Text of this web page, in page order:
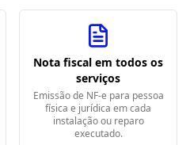
Nota fiscal em todos os
serviços
Emissão de NF-e para pessoa
física e jurídica em cada
instalação ou reparo
executado.